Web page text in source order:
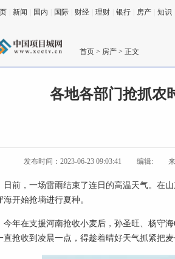
新闻 国内 国际 财经 理财 银行 房产 知识
首页 > 房产 > 正文
各地各部门抢抓农
发布时间：2023-06-23 09:03:41 编辑:
日前，一场雷雨结束了连日的高温天气。在
海开始抢墒进行夏种。
今年在支援河南抢收小麦后，孙圣旺、杨守
直抢收到凌晨一点，得趁着晴好天气抓紧把麦